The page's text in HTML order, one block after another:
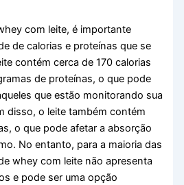
com leite, é importante
de calorias e proteínas que se
contém cerca de 170 calorias
de proteínas, o que pode
que estão monitorando sua
disso, o leite também contém
o que pode afetar a absorção
No entanto, para a maioria das
whey com leite não apresenta
e pode ser uma opção